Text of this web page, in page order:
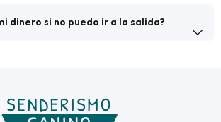
dinero si no puedo ir a la salida?